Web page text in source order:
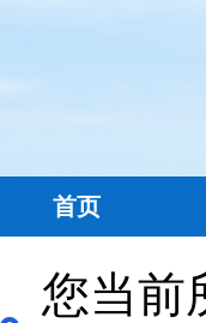
首页
您当前